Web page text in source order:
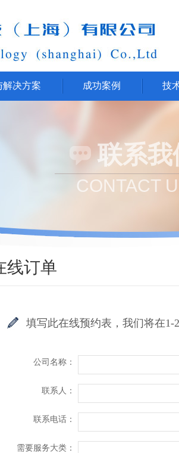
解决方案 成功案例 技
联系我
CONTACT
线订单
填写此在线预约表，我们将在1-
公司名称：
联系人：
联系电话：
需要服务大类：